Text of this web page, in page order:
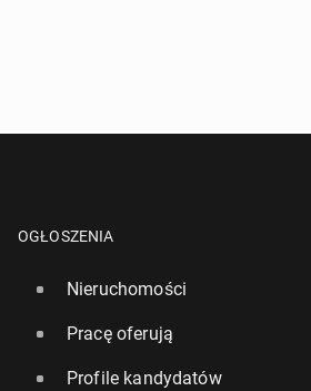
OGŁOSZENIA
Nieruchomości
Pracę oferują
Profile kandydatów